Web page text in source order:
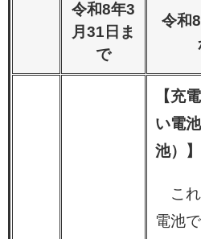
令和8年3
月31日ま
で
令和
【充
い電
池）】
これ
電池